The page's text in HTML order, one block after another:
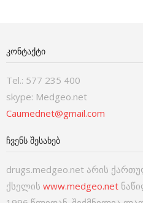
ᲙᲝᲜᲢᲐᲥᲢᲘ
Tel.: 577 235 400
skype: Medgeo.net
Caumednet@gmail.com
ᲩᲕᲔᲜᲡ ᲨᲔᲡᲐᲮᲔᲑ
drugs.medgeo.net არის
ქსელის www.medgeo.net